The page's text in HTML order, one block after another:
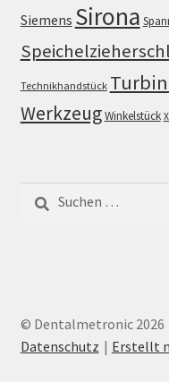
Siemens Sirona
Technikhandstück
WerkzeugWinkelstück
nach:
© Dentalmetronic 2026
Datenschutz
Erstellt